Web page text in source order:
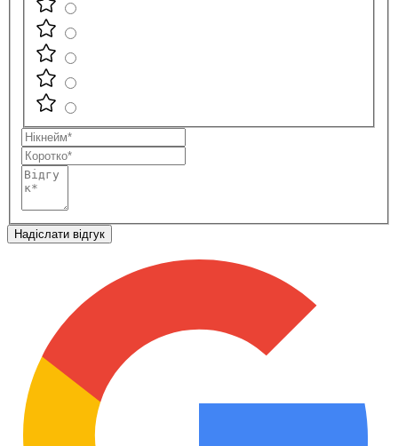
Нікнейм
Коротко
Відгук
Надіслати відгук